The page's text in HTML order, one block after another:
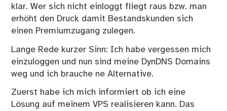
klar. Wer sich nicht einloggt fliegt raus bzw. man
erhöht den Druck damit Bestandskunden sich
einen Premiumzugang zulegen.
Lange Rede kurzer Sinn: Ich habe vergessen mich
einzuloggen und nun sind meine DynDNS Domains
weg und ich brauche ne Alternative.
Zuerst habe ich mich informiert ob ich eine
Lösung auf meinem VPS realisieren kann. Das